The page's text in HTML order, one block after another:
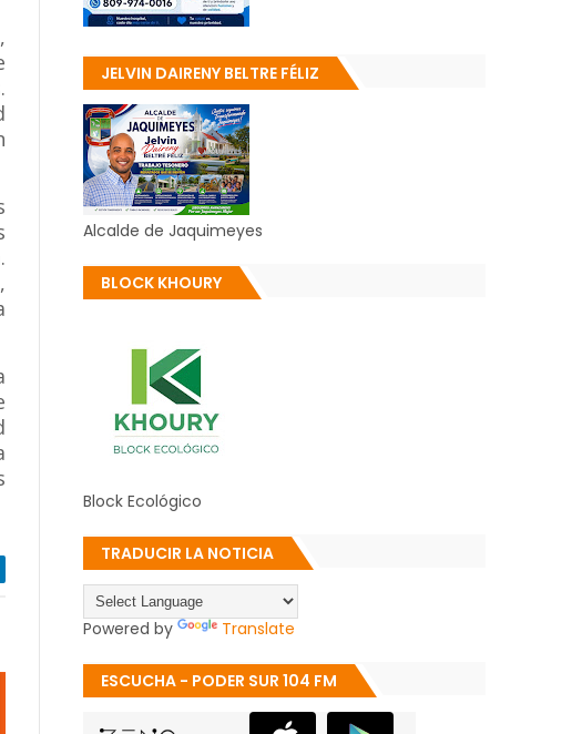
JELVIN DAIRENY BELTRE FÉLIZ
Alcalde de Jaquimeyes
BLOCK KHOURY
Block Ecológico
TRADUCIR LA NOTICIA
Powered by Translate
ESCUCHA - PODER SUR 104 FM